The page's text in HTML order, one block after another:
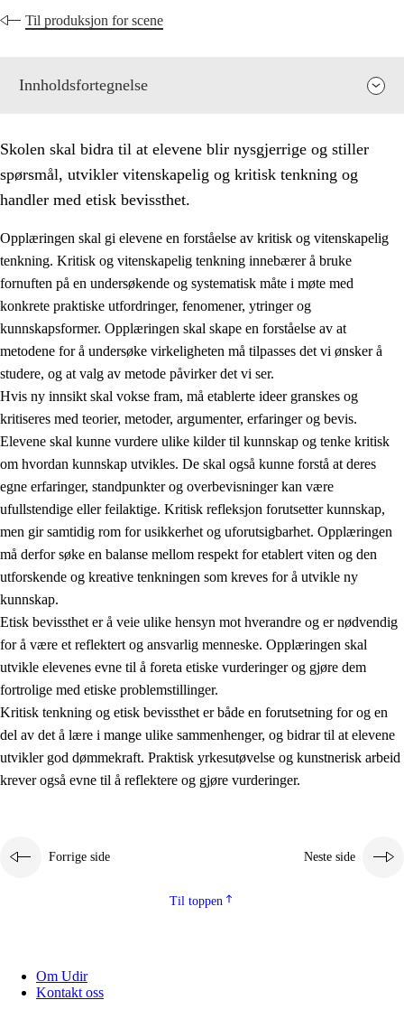
Til produksjon for scene
Innholdsfortegnelse
1. Opplæringens verdigrunnlag
1.1 Menneskeverdet
1.2 Identitet og kulturelt mangfold
1.3 Kritisk tenkning og etisk bevissthet
1.4 Skaperglede, engasjement og utforskertrang
1.5 Respekt for naturen og miljøbevissthet
1.6 Demokrati og medvirkning
Skolen skal bidra til at elevene blir nysgjerrige og stiller
spørsmål, utvikler vitenskapelig og kritisk tenkning og
handler med etisk bevissthet.
Opplæringen skal gi elevene en forståelse av kritisk og vitenskapelig
tenkning. Kritisk og vitenskapelig tenkning innebærer å bruke
fornuften på en undersøkende og systematisk måte i møte med
konkrete praktiske utfordringer, fenomener, ytringer og
kunnskapsformer. Opplæringen skal skape en forståelse av at
metodene for å undersøke virkeligheten må tilpasses det vi ønsker å
studere, og at valg av metode påvirker det vi ser.
Hvis ny innsikt skal vokse fram, må etablerte ideer granskes og
kritiseres med teorier, metoder, argumenter, erfaringer og bevis.
Elevene skal kunne vurdere ulike kilder til kunnskap og tenke kritisk
om hvordan kunnskap utvikles. De skal også kunne forstå at deres
egne erfaringer, standpunkter og overbevisninger kan være
ufullstendige eller feilaktige. Kritisk refleksjon forutsetter kunnskap,
men gir samtidig rom for usikkerhet og uforutsigbarhet. Opplæringen
må derfor søke en balanse mellom respekt for etablert viten og den
utforskende og kreative tenkningen som kreves for å utvikle ny
kunnskap.
Etisk bevissthet er å veie ulike hensyn mot hverandre og er nødvendig
for å være et reflektert og ansvarlig menneske. Opplæringen skal
utvikle elevenes evne til å foreta etiske vurderinger og gjøre dem
fortrolige med etiske problemstillinger.
Kritisk tenkning og etisk bevissthet er både en forutsetning for og en
del av det å lære i mange ulike sammenhenger, og bidrar til at elevene
utvikler god dømmekraft. Praktisk yrkesutøvelse og kunstnerisk arbeid
krever også evne til å reflektere og gjøre vurderinger.
Forrige side Neste side
Til toppen
Om Udir
Kontakt oss